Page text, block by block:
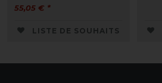
55,05 € *
LISTE DE SOUHAITS